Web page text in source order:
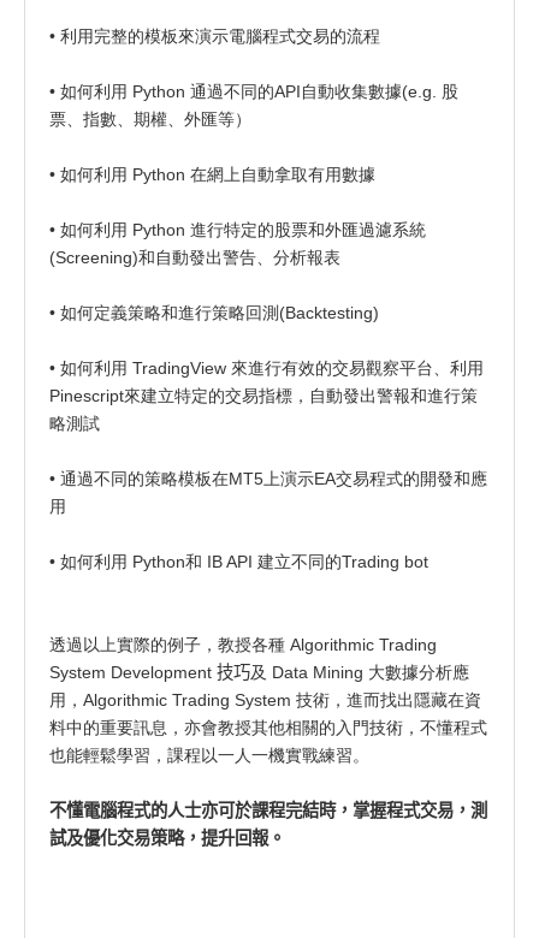
• 利用完整的模板來演示電腦程式交易的流程
• 如何利用 Python 通過不同的API自動收集數據(e.g. 股
票、指數、期權、外匯等）
• 如何利用 Python 在網上自動拿取有用數據
• 如何利用 Python 進行特定的股票和外匯過濾系統
(Screening)和自動發出警告、分析報表
• 如何定義策略和進行策略回測(Backtesting)
• 如何利用 TradingView 來進行有效的交易觀察平台、利用
Pinescript來建立特定的交易指標，自動發出警報和進行策
略測試
• 通過不同的策略模板在MT5上演示EA交易程式的開發和應
用
• 如何利用 Python和 IB API 建立不同的Trading bot
透過以上實際的例子，教授各種 Algorithmic Trading
System Development 技巧及 Data Mining 大數據分析應
用，Algorithmic Trading System 技術，進而找出隱藏在資
料中的重要訊息，亦會教授其他相關的入門技術，不懂程式
也能輕鬆學習，課程以一人一機實戰練習。
不懂電腦程式的人士亦可於課程完結時， 掌握程式交易，測
試及優化交易策略，提升回報。